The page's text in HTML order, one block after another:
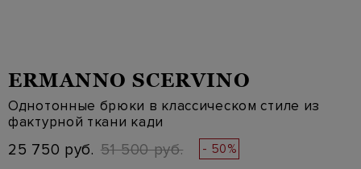
ERMANNO SCERVINO
Однотонные брюки в классическом стиле из
фактурной ткани кади
25 750 руб. 51 500 руб. - 50%